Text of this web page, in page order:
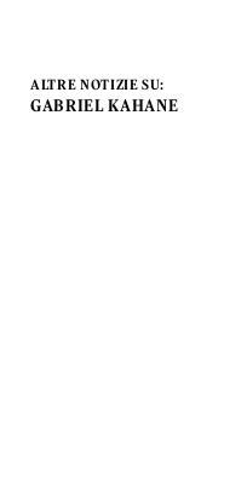
ALTRE NOTIZIE SU:
GABRIEL KAHANE